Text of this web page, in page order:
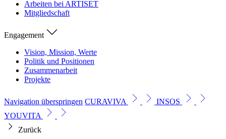
Arbeiten bei ARTISET
Mitgliedschaft
Engagement
Vision, Mission, Werte
Politik und Positionen
Zusammenarbeit
Projekte
Navigation überspringen CURAVIVA
INSOS
YOUVITA
Zurück